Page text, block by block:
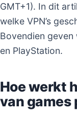
GMT+1). In dit
welke VPN’s
Bovendien
en PlayStation.
Hoe werkt
van games